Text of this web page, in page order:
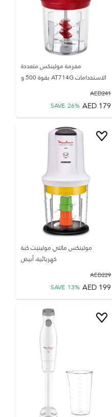
مفرمة مولينكس متعددة
الاستخدامات AT714G بقوة 500 و
241
AED
179
AED
SAVE 26%
مولينكس مالتي مولينيت كبة
كهربائية، أبيض
229
AED
199
AED
SAVE 13%